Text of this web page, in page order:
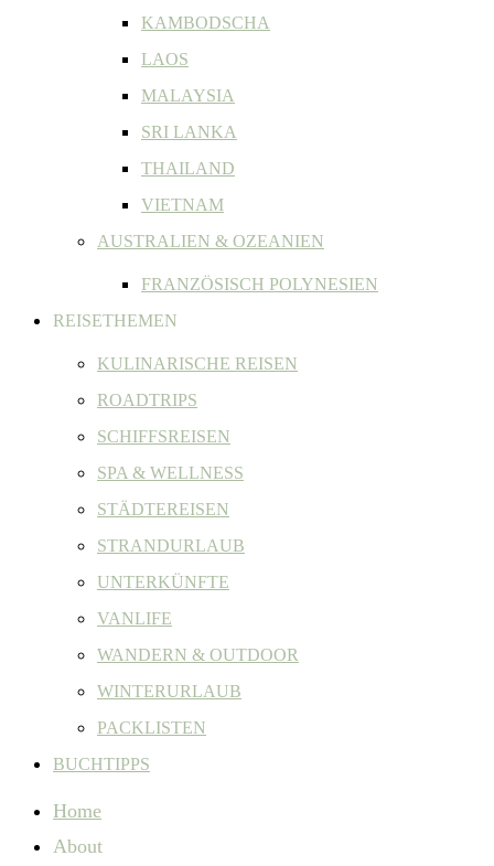
KAMBODSCHA
LAOS
MALAYSIA
SRI LANKA
THAILAND
VIETNAM
AUSTRALIEN & OZEANIEN
FRANZÖSISCH POLYNESIEN
REISETHEMEN
KULINARISCHE REISEN
ROADTRIPS
SCHIFFSREISEN
SPA & WELLNESS
STÄDTEREISEN
STRANDURLAUB
UNTERKÜNFTE
VANLIFE
WANDERN & OUTDOOR
WINTERURLAUB
PACKLISTEN
BUCHTIPPS
Home
About